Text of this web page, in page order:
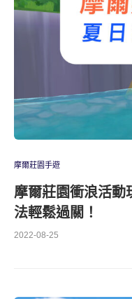
摩爾莊園手遊
摩爾莊園衝浪活動
法輕鬆過關！
2022-08-25